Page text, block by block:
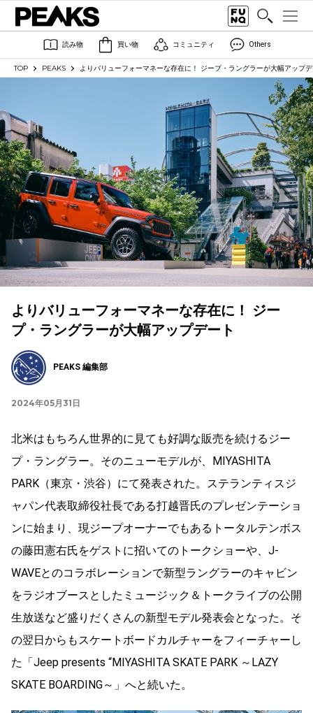
読み物 買い物 コミュニティ Others
TOP PEAKS よりバリューフォーマネーな存在に！ ジープ・ラングラーが大幅アップ
よりバリューフォーマネーな存在に！ ジー
プ・ラングラーが大幅アップデート
PEAKS 編集部
2024年05月31日
北米はもちろん世界的に見ても好調な販売を続けるジー
プ・ラングラー。そのニューモデルが、MIYASHITA
PARK（東京・渋谷）にて発表された。ステランティスジ
ャパン代表取締役社長である打越晋氏のプレゼンテーショ
ンに始まり、現ジープオーナーでもあるトータルテンボス
の藤田憲右氏をゲストに招いてのトークショーや、J-
WAVEとのコラボレーションで新型ラングラーのキャビン
をラジオブースとしたミュージック＆トークライブの公開
生放送など盛りだくさんの新型モデル発表会となった。そ
の翌日からもスケートボードカルチャーをフィーチャーし
た「Jeep presents “MIYASHITA SKATE PARK ～LAZY
SKATE BOARDING～」へと続いた。